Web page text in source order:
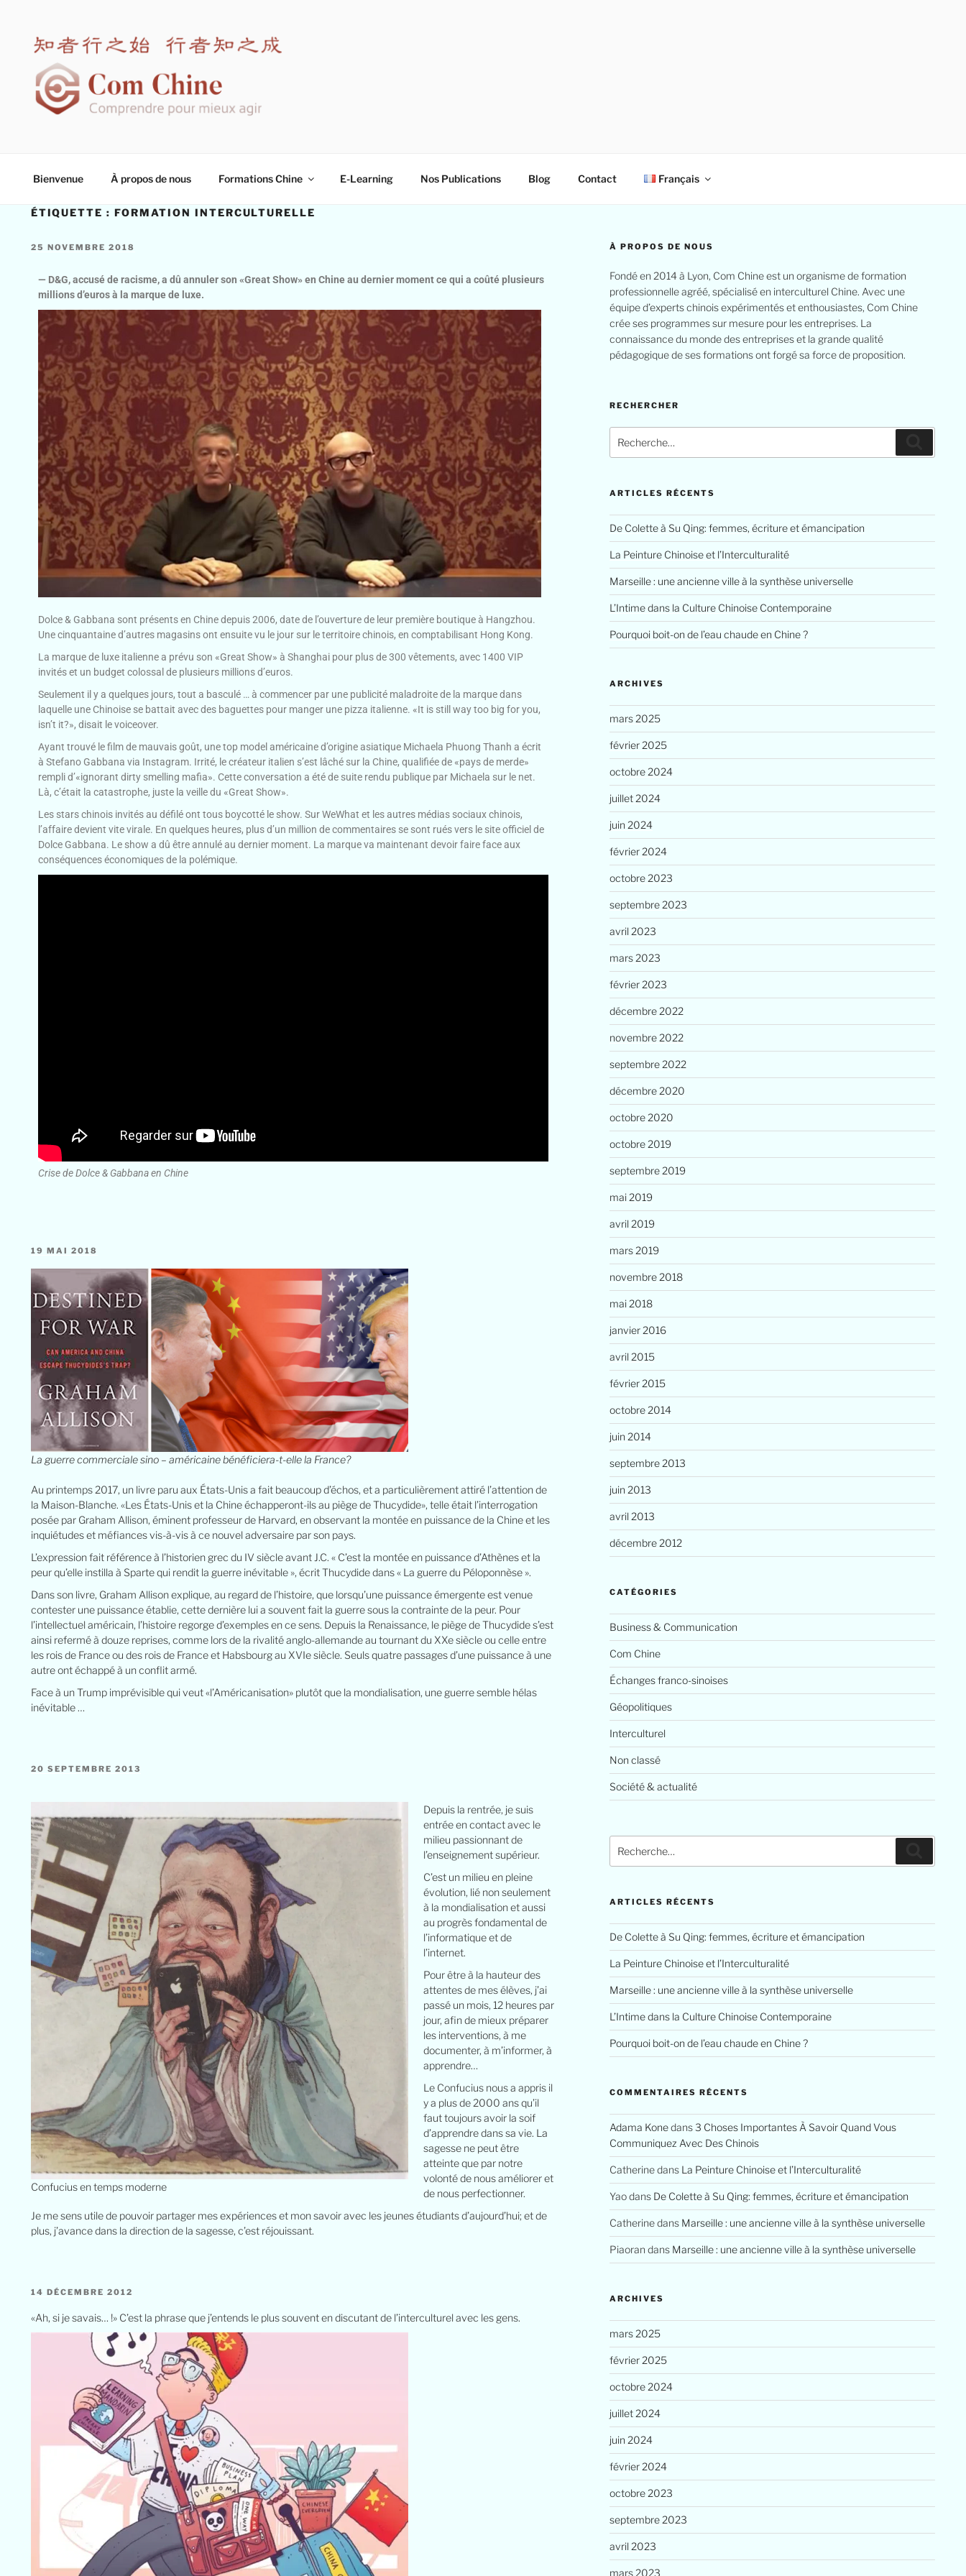
Bienvenue À propos de nous Formations Chine E-Learning Nos Publications Blog Contact Français
ÉTIQUETTE :FORMATION INTERCULTURELLE
25 NOVEMBRE 2018
— D&G, accusé de racisme, a dû annuler son «Great Show» en Chine au dernier moment ce qui a coûté plusieurs
millions d’euros à la marque de luxe.
Dolce & Gabbana sont présents en Chine depuis 2006, date de l’ouverture de leur première boutique à Hangzhou.
Une cinquantaine d’autres magasins ont ensuite vu le jour sur le territoire chinois, en comptabilisant Hong Kong.
La marque de luxe italienne a prévu son «Great Show» à Shanghai pour plus de 300 vêtements, avec 1400 VIP
invités et un budget colossal de plusieurs millions d’euros.
Seulement il y a quelques jours, tout a basculé … à commencer par une publicité maladroite de la marque dans
laquelle une Chinoise se battait avec des baguettes pour manger une pizza italienne. «It is still way too big for you,
isn’t it?», disait le voiceover.
Ayant trouvé le film de mauvais goût, une top model américaine d’origine asiatique Michaela Phuong Thanh a écrit
à Stefano Gabbana via Instagram. Irrité, le créateur italien s’est lâché sur la Chine, qualifiée de «pays de merde»
rempli d’«ignorant dirty smelling mafia». Cette conversation a été de suite rendu publique par Michaela sur le net.
Là, c’était la catastrophe, juste la veille du «Great Show».
Les stars chinois invités au défilé ont tous boycotté le show. Sur WeWhat et les autres médias sociaux chinois,
l’affaire devient vite virale. En quelques heures, plus d’un million de commentaires se sont rués vers le site officiel de
Dolce Gabbana. Le show a dû être annulé au dernier moment. La marque va maintenant devoir faire face aux
conséquences économiques de la polémique.
Crise de Dolce & Gabbana en Chine
19 MAI 2018
La guerre commerciale sino – américaine bénéficiera-t-elle la France?
Au printemps 2017, un livre paru aux États-Unis a fait beaucoup d’échos, et a particulièrement attiré l’attention de
la Maison-Blanche. «Les États-Unis et la Chine échapperont-ils au piège de Thucydide», telle était l’interrogation
posée par Graham Allison, éminent professeur de Harvard, en observant la montée en puissance de la Chine et les
inquiétudes et méfiances vis-à-vis à ce nouvel adversaire par son pays.
L’expression fait référence à l’historien grec du IV siècle avant J.C. « C’est la montée en puissance d’Athènes et la
peur qu’elle instilla à Sparte qui rendit la guerre inévitable », écrit Thucydide dans « La guerre du Péloponnèse ».
Dans son livre, Graham Allison explique, au regard de l’histoire, que lorsqu’une puissance émergente est venue
contester une puissance établie, cette dernière lui a souvent fait la guerre sous la contrainte de la peur. Pour
l’intellectuel américain, l’histoire regorge d’exemples en ce sens. Depuis la Renaissance, le piège de Thucydide s’est
ainsi refermé à douze reprises, comme lors de la rivalité anglo-allemande au tournant du XXe siècle ou celle entre
les rois de France ou des rois de France et Habsbourg au XVIe siècle. Seuls quatre passages d’une puissance à une
autre ont échappé à un conflit armé.
Face à un Trump imprévisible qui veut «l’Américanisation» plutôt que la mondialisation, une guerre semble hélas
inévitable …
20 SEPTEMBRE 2013
Confucius en temps moderne
Depuis la rentrée, je suis
entrée en contact avec le
milieu passionnant de
l’enseignement supérieur.
C’est un milieu en pleine
évolution, lié non seulement
à la mondialisation et aussi
au progrès fondamental de
l’informatique et de
l’internet.
Pour être à la hauteur des
attentes de mes élèves, j’ai
passé un mois, 12 heures par
jour, afin de mieux préparer
les interventions, à me
documenter, à m’informer, à
apprendre…
Le Confucius nous a appris il
y a plus de 2000 ans qu’il
faut toujours avoir la soif
d’apprendre dans sa vie. La
sagesse ne peut être
atteinte que par notre
volonté de nous améliorer et
de nous perfectionner.
Je me sens utile de pouvoir partager mes expériences et mon savoir avec les jeunes étudiants d’aujourd’hui; et de
plus, j’avance dans la direction de la sagesse, c’est réjouissant.
14 DÉCEMBRE 2012
«Ah, si je savais… !» C’est la phrase que j’entends le plus souvent en discutant de l’interculturel avec les gens.
À PROPOS DE NOUS
Fondé en 2014 à Lyon, Com Chine est un organisme de formation
professionnelle agréé, spécialisé en interculturel Chine. Avec une
équipe d’experts chinois expérimentés et enthousiastes, Com Chine
crée ses programmes sur mesure pour les entreprises. La
connaissance du monde des entreprises et la grande qualité
pédagogique de ses formations ont forgé sa force de proposition.
RECHERCHER
ARTICLES RÉCENTS
De Colette à Su Qing: femmes, écriture et émancipation
La Peinture Chinoise et l’Interculturalité
Marseille : une ancienne ville à la synthèse universelle
L’Intime dans la Culture Chinoise Contemporaine
Pourquoi boit-on de l’eau chaude en Chine ?
ARCHIVES
mars 2025
février 2025
octobre 2024
juillet 2024
juin 2024
février 2024
octobre 2023
septembre 2023
avril 2023
mars 2023
février 2023
décembre 2022
novembre 2022
septembre 2022
décembre 2020
octobre 2020
octobre 2019
septembre 2019
mai 2019
avril 2019
mars 2019
novembre 2018
mai 2018
janvier 2016
avril 2015
février 2015
octobre 2014
juin 2014
septembre 2013
juin 2013
avril 2013
décembre 2012
CATÉGORIES
Business & Communication
Com Chine
Échanges franco-sinoises
Géopolitiques
Interculturel
Non classé
Société & actualité
ARTICLES RÉCENTS
De Colette à Su Qing: femmes, écriture et émancipation
La Peinture Chinoise et l’Interculturalité
Marseille : une ancienne ville à la synthèse universelle
L’Intime dans la Culture Chinoise Contemporaine
Pourquoi boit-on de l’eau chaude en Chine ?
COMMENTAIRES RÉCENTS
Adama Konedans3 Choses Importantes À Savoir Quand Vous
Communiquez Avec Des Chinois
Catherinedans La Peinture Chinoise et l’Interculturalité
Yaodans De Colette à Su Qing: femmes, écriture et émancipation
Catherinedans Marseille : une ancienne ville à la synthèse universelle
Piaoran dans Marseille : une ancienne ville à la synthèse universelle
ARCHIVES
mars 2025
février 2025
octobre 2024
juillet 2024
juin 2024
février 2024
octobre 2023
septembre 2023
avril 2023
mars 2023